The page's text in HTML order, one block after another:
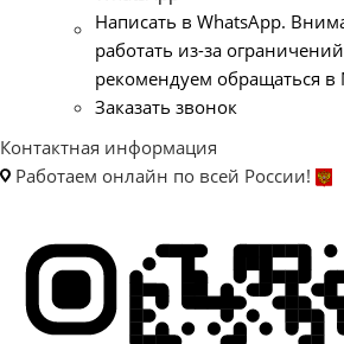
Написать в WhatsApp.
работать из-за
рекомендуем обращаться в
Заказать звонок
Контактная информация
Работаем онлайн по всей России!